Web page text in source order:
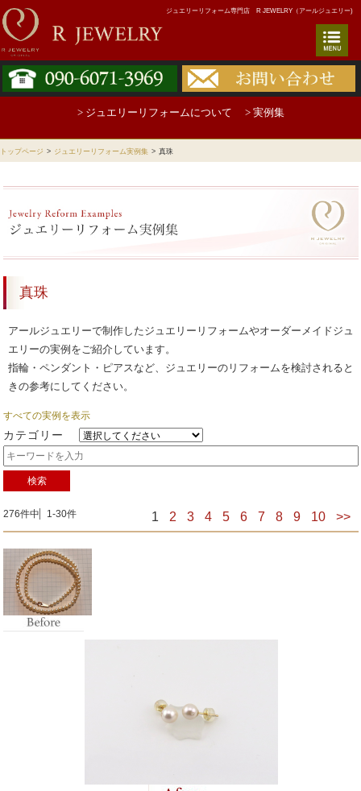
ジュエリーリフォーム専門店 R JEWELRY（アールジュエリー)
> ジュエリーリフォームについて > 実例集
トップページ > ジュエリーリフォーム実例集 > 真珠
真珠
アールジュエリーで制作したジュエリーリフォームやオーダーメイドジュ
エリーの実例をご紹介しています。
指輪・ペンダント・ピアスなど、ジュエリーのリフォームを検討されると
きの参考にしてください。
すべての実例を表示
カテゴリー
検索
276件中 1-30件 1 2 3 4 5 6 7 8 9 10 >>